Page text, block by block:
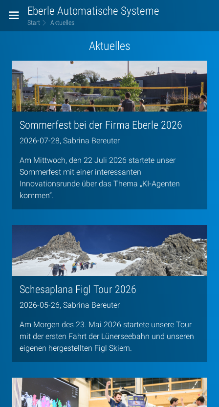
Eberle Automatische Systeme
Start Aktuelles
Aktuelles
Sommerfest bei der Firma Eberle 2026
2026-07-28, Sabrina Bereuter
Am Mittwoch, den 22 Juli 2026 startete unser
Sommerfest mit einer interessanten
Innovationsrunde über das Thema „KI-Agenten
kommen“.
Schesaplana Figl Tour 2026
2026-05-26, Sabrina Bereuter
Am Morgen des 23. Mai 2026 startete unsere Tour
mit der ersten Fahrt der Lünerseebahn und unseren
eigenen hergestellten Figl Skiern.